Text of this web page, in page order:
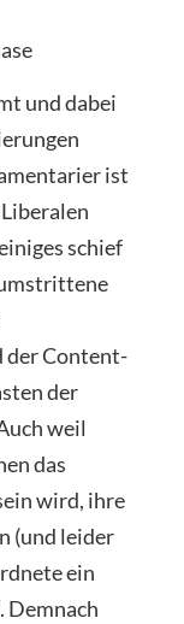
und dabei
ist
schief
der Content-
der
weil
das
wird, ihre
(und leider
ein
Demnach